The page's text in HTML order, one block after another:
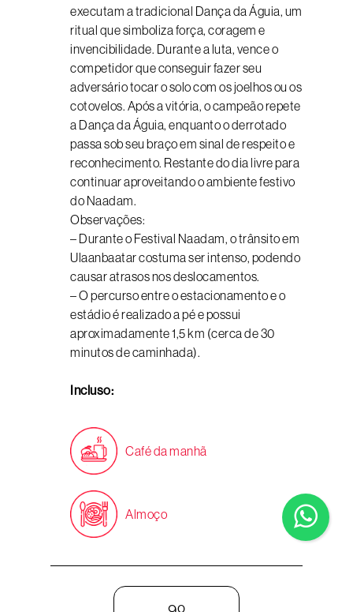
executam a tradicional Dança da Águia, um
ritual que simboliza força, coragem e
invencibilidade. Durante a luta, vence o
competidor que conseguir fazer seu
adversário tocar o solo com os joelhos ou os
cotovelos. Após a vitória, o campeão repete
a Dança da Águia, enquanto o derrotado
passa sob seu braço em sinal de respeito e
reconhecimento. Restante do dia livre para
continuar aproveitando o ambiente festivo
do Naadam.
Observações:
– Durante o Festival Naadam, o trânsito em
Ulaanbaatar costuma ser intenso, podendo
causar atrasos nos deslocamentos.
– O percurso entre o estacionamento e o
estádio é realizado a pé e possui
aproximadamente 1,5 km (cerca de 30
minutos de caminhada).
Incluso:
Café da manhã
Almoço